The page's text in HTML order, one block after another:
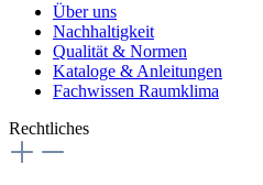
Über uns
Nachhaltigkeit
Qualität & Normen
Kataloge & Anleitungen
Fachwissen Raumklima
Rechtliches